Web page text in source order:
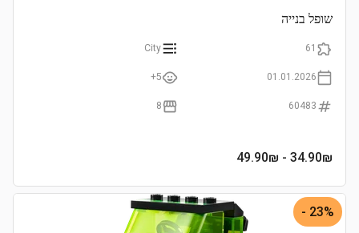
שופל בנייה
61
City
01.01.2026
5+
60483
8
34.90₪
- 49.90₪
23% -